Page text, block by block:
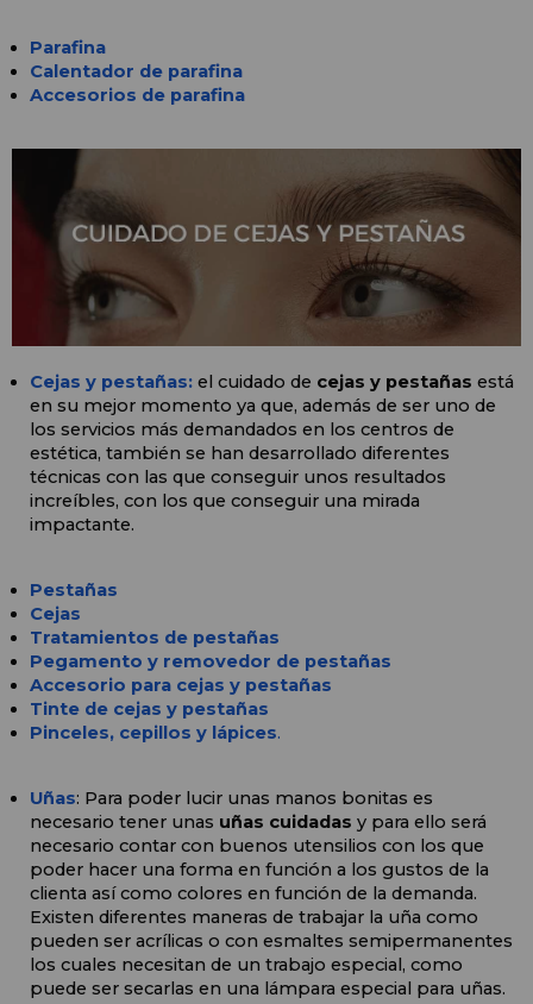
Parafina
Calentador de parafina
Accesorios de parafina
Cejas y pestañas: el cuidado de cejas y pestañas está
en su mejor momento ya que, además de ser uno de
los servicios más demandados en los centros de
estética, también se han desarrollado diferentes
técnicas con las que conseguir unos resultados
increíbles, con los que conseguir una mirada
impactante.
Pestañas
Cejas
Tratamientos de pestañas
Pegamento y removedor de pestañas
Accesorio para cejas y pestañas
Tinte de cejas y pestañas
Pinceles, cepillos y lápices.
Uñas: Para poder lucir unas manos bonitas es
necesario tener unas uñas cuidadas y para ello será
necesario contar con buenos utensilios con los que
poder hacer una forma en función a los gustos de la
clienta así como colores en función de la demanda.
Existen diferentes maneras de trabajar la uña como
pueden ser acrílicas o con esmaltes semipermanentes
los cuales necesitan de un trabajo especial, como